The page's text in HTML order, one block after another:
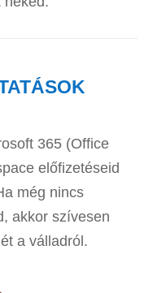
365 (Office
előfizetéseid
még nincs
akkor szívesen
a válladról.